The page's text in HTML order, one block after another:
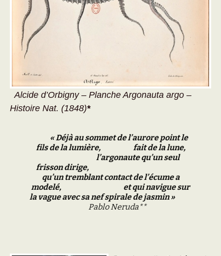
Alcide d’Orbigny – Planche Argonauta argo –
Histoire Nat. (1848)*
« Déjà au sommet de l’aurore point le
fils de la lumière, fait de la lune,
l’argonaute qu’un seul
frisson dirige,
qu’un tremblant contact de l’écume a
modelé, et qui navigue sur
la vague avec sa nef spirale de jasmin »
Pablo Neruda**